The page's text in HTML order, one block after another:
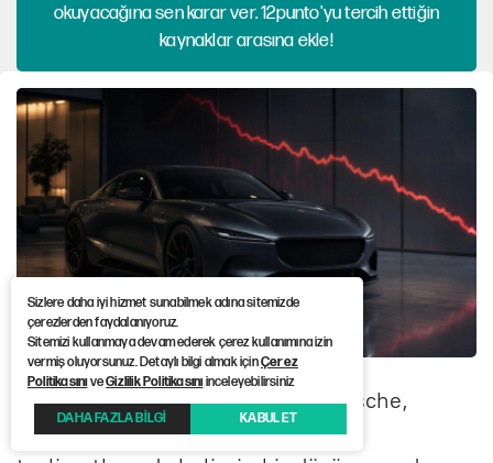
okuyacağına sen karar ver. 12punto'yu tercih ettiğin
kaynaklar arasına ekle!
Alman lüks otomobil üreticisi Porsche,
2026’nın ilk yarısında küresel
Sizlere daha iyi hizmet sunabilmek adına sitemizde
çerezlerden faydalanıyoruz.
Sitemizi kullanmaya devam ederek çerez kullanımına izin
vermiş oluyorsunuz. Detaylı bilgi almak içinÇerez
PolitikasınıveGizlilik Politikasınıinceleyebilirsiniz
DAHA FAZLA BİLGİ KABUL ET